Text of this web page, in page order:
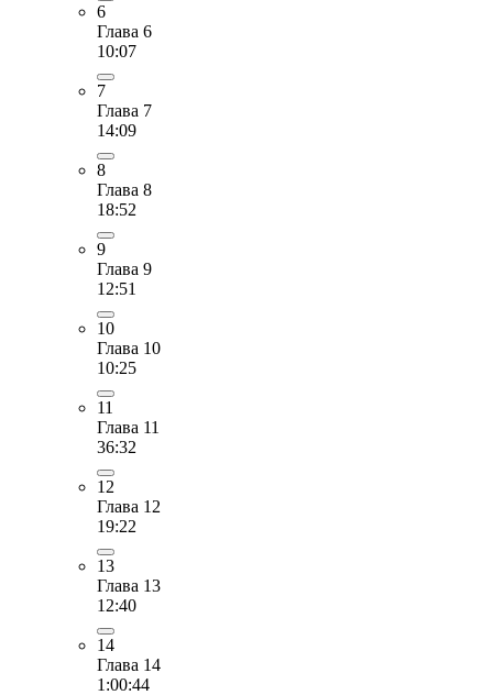
6
Глава 6
10:07
7
Глава 7
14:09
8
Глава 8
18:52
9
Глава 9
12:51
10
Глава 10
10:25
11
Глава 11
36:32
12
Глава 12
19:22
13
Глава 13
12:40
14
Глава 14
1:00:44